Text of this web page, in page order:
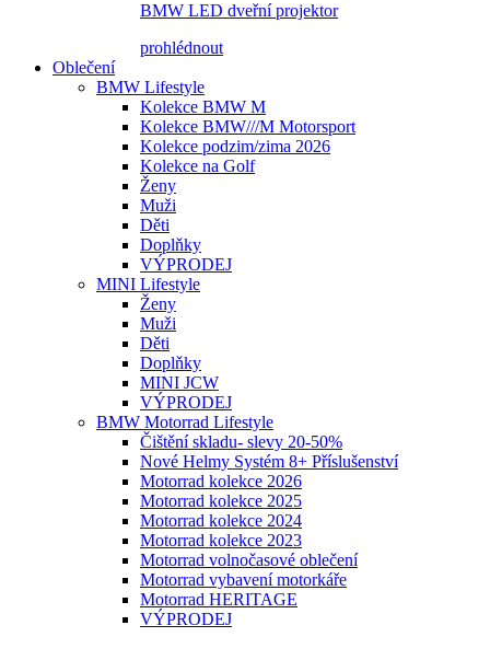
BMW LED dveřní projektor
prohlédnout
Oblečení
BMW Lifestyle
Kolekce BMW M
Kolekce BMW///M Motorsport
Kolekce podzim/zima 2026
Kolekce na Golf
Ženy
Muži
Děti
Doplňky
VÝPRODEJ
MINI Lifestyle
Ženy
Muži
Děti
Doplňky
MINI JCW
VÝPRODEJ
BMW Motorrad Lifestyle
Čištění skladu- slevy 20-50%
Nové Helmy Systém 8+ Příslušenství
Motorrad kolekce 2026
Motorrad kolekce 2025
Motorrad kolekce 2024
Motorrad kolekce 2023
Motorrad volnočasové oblečení
Motorrad vybavení motorkáře
Motorrad HERITAGE
VÝPRODEJ